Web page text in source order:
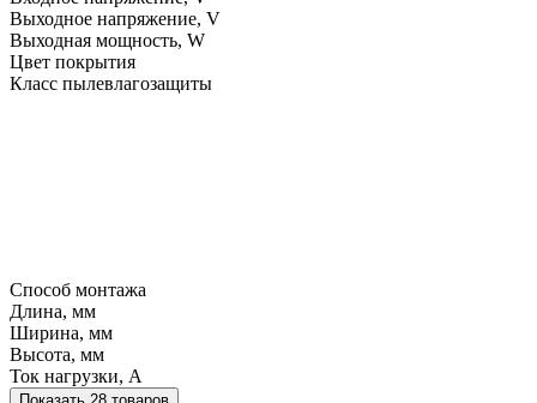
Выходное напряжение, V
Выходная мощность, W
Цвет покрытия
Класс пылевлагозащиты
Способ монтажа
Длина, мм
Ширина, мм
Высота, мм
Ток нагрузки, A